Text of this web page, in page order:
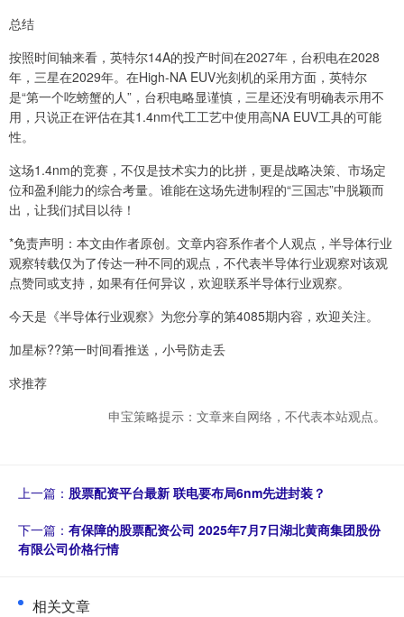
总结
按照时间轴来看，英特尔14A的投产时间在2027年，台积电在2028
年，三星在2029年。在High-NA EUV光刻机的采用方面，英特尔
是“第一个吃螃蟹的人”，台积电略显谨慎，三星还没有明确表示用不
用，只说正在评估在其1.4nm代工工艺中使用高NA EUV工具的可能
性。
这场1.4nm的竞赛，不仅是技术实力的比拼，更是战略决策、市场定
位和盈利能力的综合考量。谁能在这场先进制程的“三国志”中脱颖而
出，让我们拭目以待！
*免责声明：本文由作者原创。文章内容系作者个人观点，半导体行业
观察转载仅为了传达一种不同的观点，不代表半导体行业观察对该观
点赞同或支持，如果有任何异议，欢迎联系半导体行业观察。
今天是《半导体行业观察》为您分享的第4085期内容，欢迎关注。
加星标??第一时间看推送，小号防走丢
求推荐
申宝策略提示：文章来自网络，不代表本站观点。
上一篇： 股票配资平台最新 联电要布局6nm先进封装？
下一篇： 有保障的股票配资公司 2025年7月7日湖北黄商集团股份
有限公司价格行情
相关文章